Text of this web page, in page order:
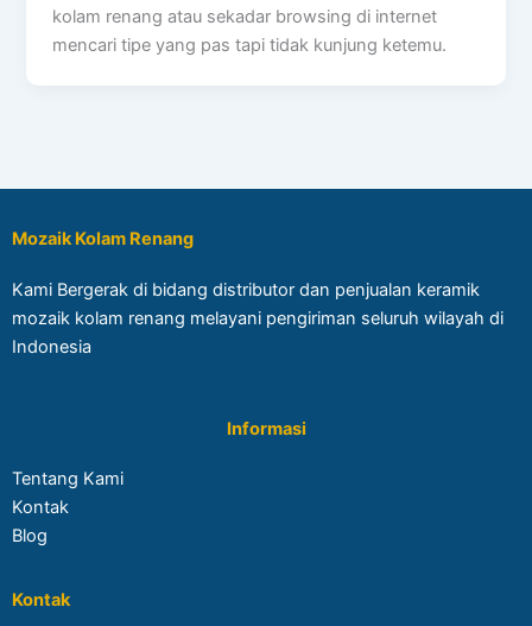
kolam renang atau sekadar browsing di internet
mencari tipe yang pas tapi tidak kunjung ketemu.
Mozaik Kolam Renang
Kami Bergerak di bidang distributor dan penjualan keramik
mozaik kolam renang melayani pengiriman seluruh wilayah di
Indonesia
Informasi
Tentang Kami
Kontak
Blog
Kontak